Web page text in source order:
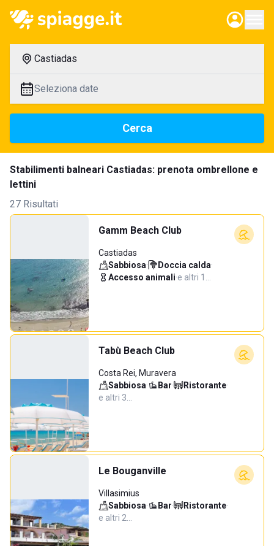
Castiadas
Seleziona date
Cerca
Stabilimenti balneari Castiadas: prenota ombrellone e
lettini
27 Risultati
Gamm Beach Club
Castiadas
Sabbiosa· Doccia calda·
Accesso animali·e altri 1…
Tabù Beach Club
Costa Rei, Muravera
Sabbiosa· Bar· Ristorante·
e altri 3…
Le Bouganville
Villasimius
Sabbiosa· Bar· Ristorante·
e altri 2…